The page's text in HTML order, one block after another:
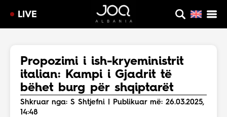
LIVE
Propozimi i ish-kryeministrit
italian: Kampi i Gjadrit të
bëhet burg për shqiptarët
Shkruar nga: S Shtjefni | Publikuar më: 26.03.2025,
14:48